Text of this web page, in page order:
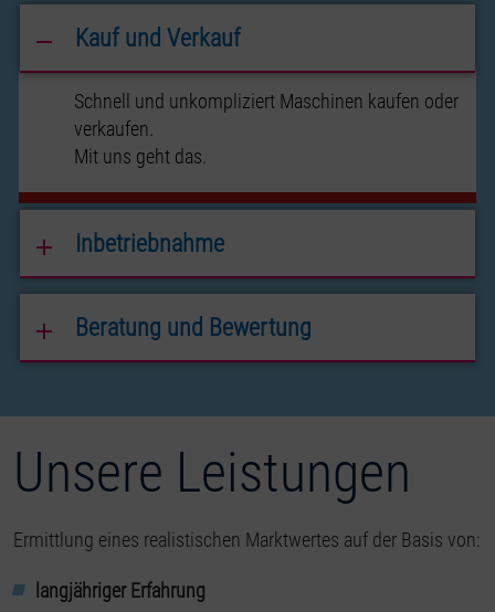
Kauf und Verkauf
Schnell und unkompliziert Maschinen kaufen oder
verkaufen.
Mit uns geht das.
Inbetriebnahme
Beratung und Bewertung
Unsere Leistungen
Ermittlung eines realistischen Marktwertes auf der Basis von:
langjähriger Erfahrung